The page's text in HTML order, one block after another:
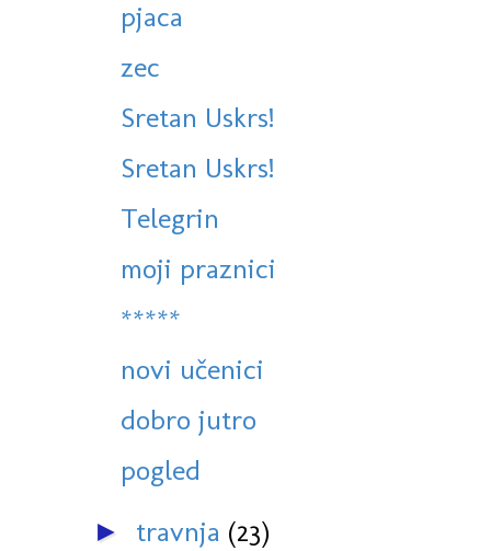
pjaca
zec
Sretan Uskrs!
Sretan Uskrs!
Telegrin
moji praznici
*****
novi učenici
dobro jutro
pogled
► travnja (23)